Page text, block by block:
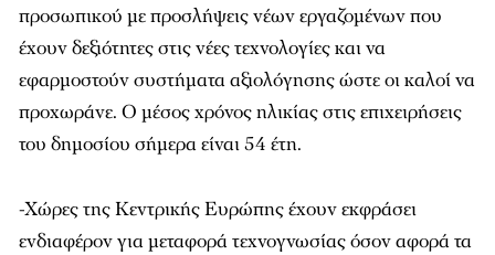
προσωπικού με προσλήψεις νέων εργαζομένων που
έχουν δεξιότητες στις νέες τεχνολογίες και να
εφαρμοστούν συστήματα αξιολόγησης ώστε οι καλοί να
προχωράνε. Ο μέσος χρόνος ηλικίας στις επιχειρήσεις
του δημοσίου σήμερα είναι 54 έτη.
-Χώρες της Κεντρικής Ευρώπης έχουν εκφράσει
ενδιαφέρον για μεταφορά τεχνογνωσίας όσον αφορά τα